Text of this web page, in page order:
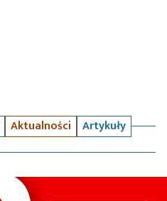
Aktualności
Artykuły